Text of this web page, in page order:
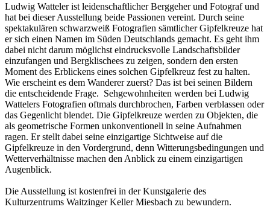
Ludwig Watteler ist leidenschaftlicher Berggeher und Fotograf und
hat bei dieser Ausstellung beide Passionen vereint. Durch seine
spektakulären schwarzweiß Fotografien sämtlicher Gipfelkreuze hat
er sich einen Namen im Süden Deutschlands gemacht. Es geht ihm
dabei nicht darum möglichst eindrucksvolle Landschaftsbilder
einzufangen und Bergklischees zu zeigen, sondern den ersten
Moment des Erblickens eines solchen Gipfelkreuz fest zu halten.
Wie erscheint es dem Wanderer zuerst? Das ist bei seinen Bildern
die entscheidende Frage. Sehgewohnheiten werden bei Ludwig
Wattelers Fotografien oftmals durchbrochen, Farben verblassen oder
das Gegenlicht blendet. Die Gipfelkreuze werden zu Objekten, die
als geometrische Formen unkonventionell in seine Aufnahmen
ragen. Er stellt dabei seine einzigartige Sichtweise auf die
Gipfelkreuze in den Vordergrund, denn Witterungsbedingungen und
Wetterverhältnisse machen den Anblick zu einem einzigartigen
Augenblick.
Die Ausstellung ist kostenfrei in der Kunstgalerie des
Kulturzentrums Waitzinger Keller Miesbach zu bewundern.